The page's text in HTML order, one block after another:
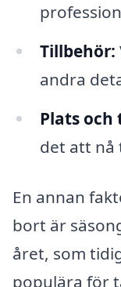
Tillbehör:
andra
Plats
det att nå
En annan
bort är
året, som
populära för